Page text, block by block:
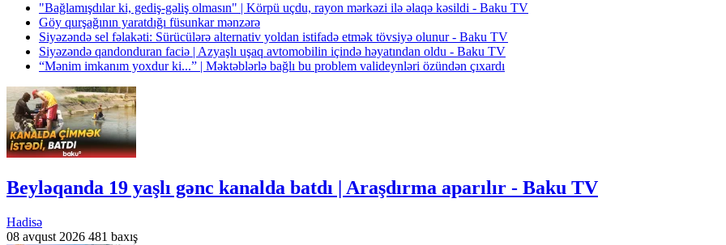
"Bağlamışdılar ki, gediş-gəliş olmasın" | Körpü uçdu, rayon mərkəzi ilə əlaqə kəsildi - Baku TV
Göy qurşağının yaratdığı füsunkar mənzərə
Siyəzəndə sel fəlakəti: Sürücülərə alternativ yoldan istifadə etmək tövsiyə olunur - Baku TV
Siyəzəndə qandonduran faciə | Azyaşlı uşaq avtomobilin içində həyatından oldu - Baku TV
“Mənim imkanım yoxdur ki...” | Məktəblərlə bağlı bu problem valideynləri özündən çıxardı
Beyləqanda 19 yaşlı gənc kanalda batdı | Araşdırma aparılır - Baku TV
Hadisə
08 avqust 2026 481 baxış